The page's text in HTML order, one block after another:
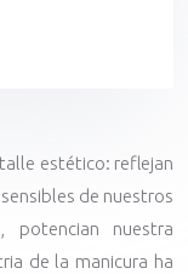
estético: reflejan
de nuestros
potencian nuestra
de la manicura ha